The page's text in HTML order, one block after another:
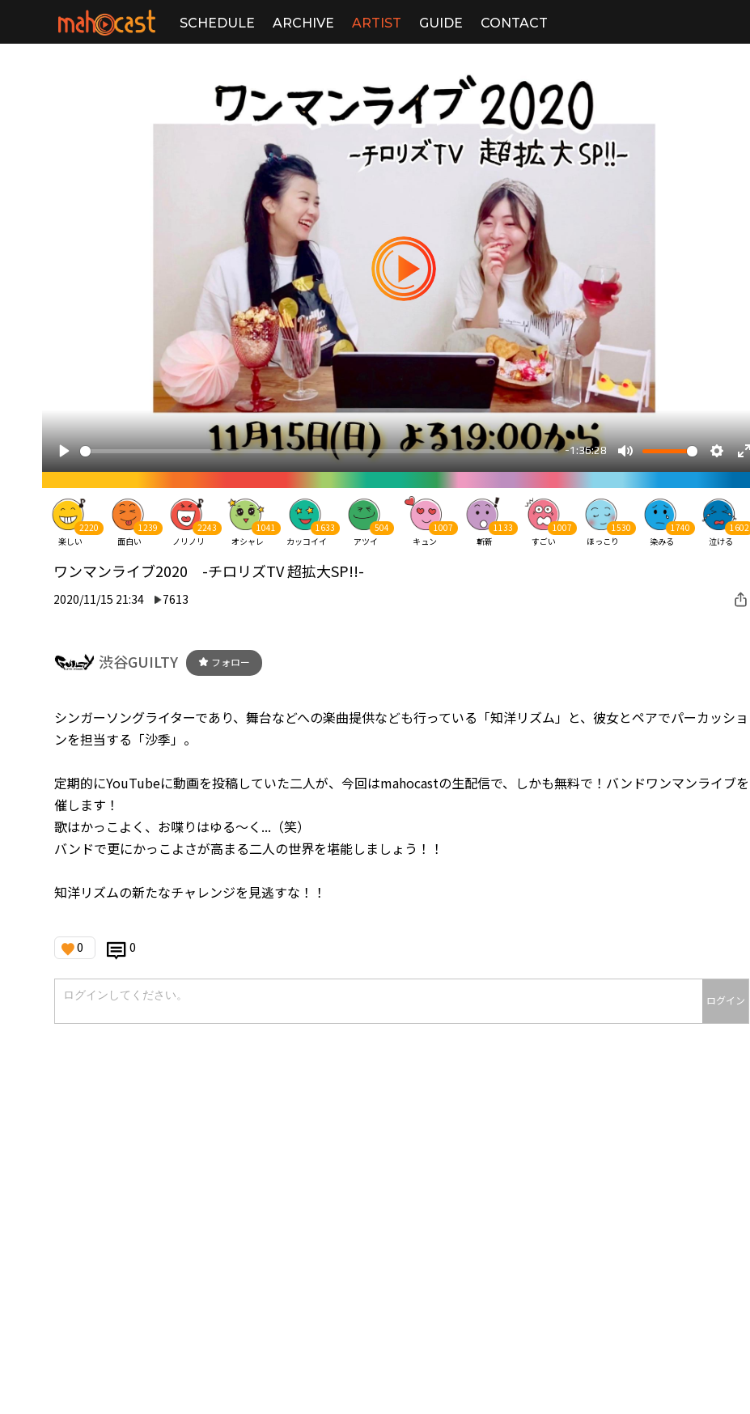
SCHEDULE ARCHIVE ARTIST GUIDE CONTACT
2220
楽しい
1239
面白い
2243
ノリノリ
1041
オシャレ
1633
カッコイイ
504
アツイ
1007
キュン
1133
斬新
1007
すごい
1530
ほっこり
1740
染みる
1602
泣ける
ワンマンライブ2020 -チロリズTV 超拡大SP!!-
2020/11/15 21:34 7613
渋谷GUILTY フォロー
シンガーソングライターであり、舞台などへの楽曲提供なども行っている「知洋リズム」と、彼女とペアでパーカッショ
ンを担当する「沙季」。
定期的にYouTubeに動画を投稿していた二人が、今回はmahocastの生配信で、しかも無料で！バンドワンマンライブを
催します！
歌はかっこよく、お喋りはゆる〜く...（笑）
バンドで更にかっこよさが高まる二人の世界を堪能しましょう！！
知洋リズムの新たなチャレンジを見逃すな！！
0 0
ログイン